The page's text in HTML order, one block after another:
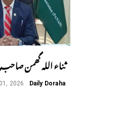
ثناء اللہ گھمن
Daily Doraha
2026